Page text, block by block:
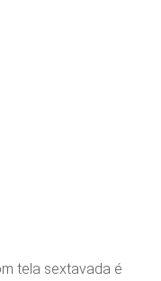
tela sextavada é